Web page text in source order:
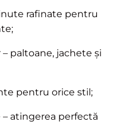
rafinate pentru
paltoane, jachete și
pentru orice stil;
atingerea perfectă